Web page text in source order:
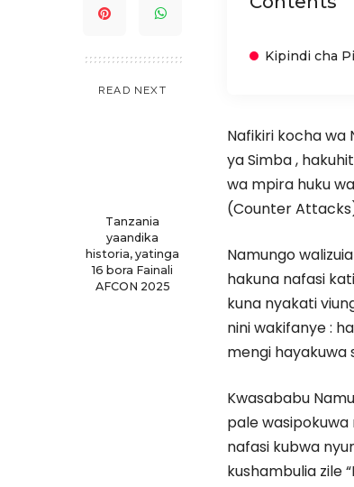
READ NEXT
Tanzania
yaandika
historia, yatinga
16 bora Fainali
AFCON 2025
Kipindi cha
Nafikiri kocha wa
ya Simba ,
wa mpira huku
(Counter
Namungo
hakuna nafasi
kuna nyakati
nini wakifanye :
mengi hayakuwa
Kwasababu
pale
nafasi kubwa
kushambulia zile